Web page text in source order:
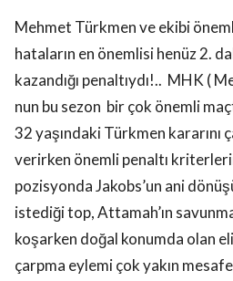
Mehmet Türkmen ve ekibi
hataların en önemlisi henüz 2.
kazandığı penaltıydı!.. MHK (
nun bu sezon bir çok önemli
32 yaşındaki Türkmen kararını
verirken önemli penaltı
pozisyonda Jakobs’un ani
istediği top, Attamah’ın
koşarken doğal konumda olan
çarpma eylemi çok yakın